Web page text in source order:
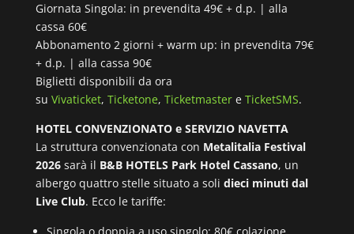
Giornata Singola: in prevendita 49€ + d.p. | alla
cassa 60€
Abbonamento 2 giorni + warm up: in prevendita 79€
+ d.p. | alla cassa 90€
Biglietti disponibili da ora
su Vivaticket, Ticketone, Ticketmastere TicketSMS.
HOTEL CONVENZIONATO e SERVIZIO NAVETTA
La struttura convenzionata con Metalitalia Festival
2026sarà il B&B HOTELS Park Hotel Cassano, un
albergo quattro stelle situato a soli dieci minuti dal
Live Club. Ecco le tariffe: